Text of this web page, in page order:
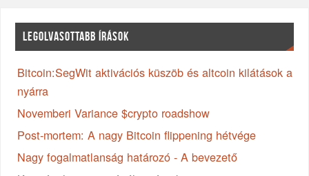
LEGOLVASOTTABB ÍRÁSOK
Bitcoin:SegWit aktivációs küszöb és altcoin kilátások a
nyárra
Novemberi Variance $crypto roadshow
Post-mortem: A nagy Bitcoin flippening hétvége
Nagy fogalmatlanság határozó - A bevezető